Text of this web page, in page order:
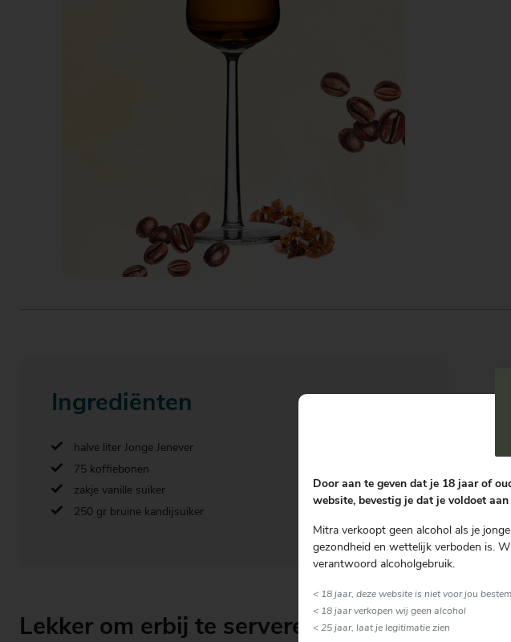
Ingrediënten
halve liter Jonge Jenever
75 koffiebonen
zakje vanille suiker
250 gr bruine kandijsuiker
Lekker om erbij te serveren
Door aan te geven dat je 18 jaar of
website, bevestig je dat je voldoet
Mitra verkoopt geen alcohol als je
gezondheid en wettelijk verboden is.
verantwoord alcoholgebruik.
< 18 jaar, deze website is niet voor jou
< 18 jaar verkopen wij geen alcohol
< 25 jaar, laat je legitimatie zien